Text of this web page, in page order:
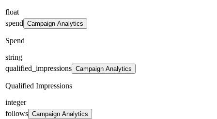
float
spend Campaign Analytics
Spend
string
qualified_impressions Campaign Analytics
Qualified Impressions
integer
follows Campaign Analytics